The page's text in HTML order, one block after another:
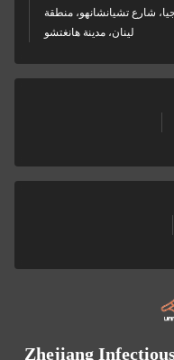
شارع تشيانشانهو، منطقة
لينان، مدينة هانغتشو
Zhejiang